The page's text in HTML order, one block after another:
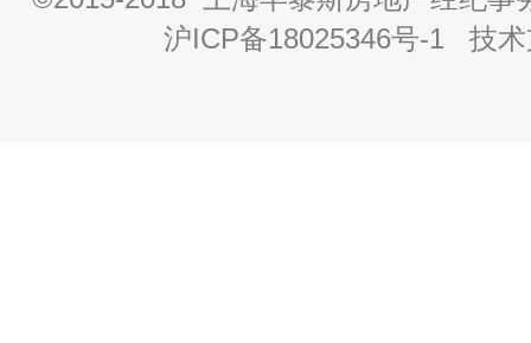
沪ICP备18025346号-1 技术